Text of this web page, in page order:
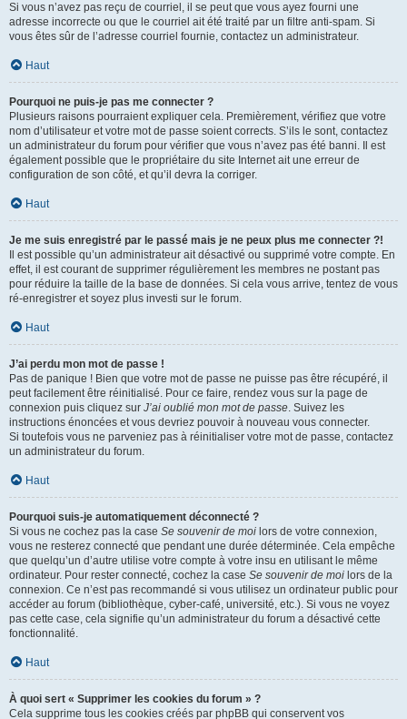
Si vous n’avez pas reçu de courriel, il se peut que vous ayez fourni une
adresse incorrecte ou que le courriel ait été traité par un filtre anti-spam. Si
vous êtes sûr de l’adresse courriel fournie, contactez un administrateur.
Haut
Pourquoi ne puis-je pas me connecter ?
Plusieurs raisons pourraient expliquer cela. Premièrement, vérifiez que votre
nom d’utilisateur et votre mot de passe soient corrects. S’ils le sont, contactez
un administrateur du forum pour vérifier que vous n’avez pas été banni. Il est
également possible que le propriétaire du site Internet ait une erreur de
configuration de son côté, et qu’il devra la corriger.
Haut
Je me suis enregistré par le passé mais je ne peux plus me connecter ?!
Il est possible qu’un administrateur ait désactivé ou supprimé votre compte. En
effet, il est courant de supprimer régulièrement les membres ne postant pas
pour réduire la taille de la base de données. Si cela vous arrive, tentez de vous
ré-enregistrer et soyez plus investi sur le forum.
Haut
J’ai perdu mon mot de passe !
Pas de panique ! Bien que votre mot de passe ne puisse pas être récupéré, il
peut facilement être réinitialisé. Pour ce faire, rendez vous sur la page de
connexion puis cliquez sur J’ai oublié mon mot de passe. Suivez les
instructions énoncées et vous devriez pouvoir à nouveau vous connecter.
Si toutefois vous ne parveniez pas à réinitialiser votre mot de passe, contactez
un administrateur du forum.
Haut
Pourquoi suis-je automatiquement déconnecté ?
Si vous ne cochez pas la case Se souvenir de moi lors de votre connexion,
vous ne resterez connecté que pendant une durée déterminée. Cela empêche
que quelqu’un d’autre utilise votre compte à votre insu en utilisant le même
ordinateur. Pour rester connecté, cochez la case Se souvenir de moi lors de la
connexion. Ce n’est pas recommandé si vous utilisez un ordinateur public pour
accéder au forum (bibliothèque, cyber-café, université, etc.). Si vous ne voyez
pas cette case, cela signifie qu’un administrateur du forum a désactivé cette
fonctionnalité.
Haut
À quoi sert « Supprimer les cookies du forum » ?
Cela supprime tous les cookies créés par phpBB qui conservent vos